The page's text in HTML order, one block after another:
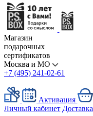
Магазин
подарочных
сертификатов
Москва и МО
+7 (495) 241-02-61
Активация
Личный кабинет Доставка